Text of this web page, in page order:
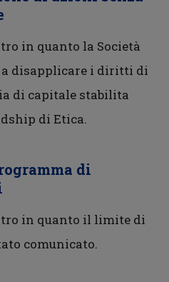
in quanto la Società
a disapplicare i diritti di
di capitale stabilita
di Etica.
di
in quanto il limite di
comunicato.